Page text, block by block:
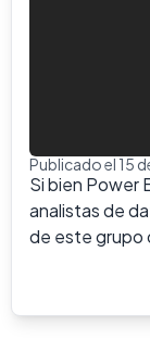
Publicado el 15
Si bien Power
analistas de
de este grupo